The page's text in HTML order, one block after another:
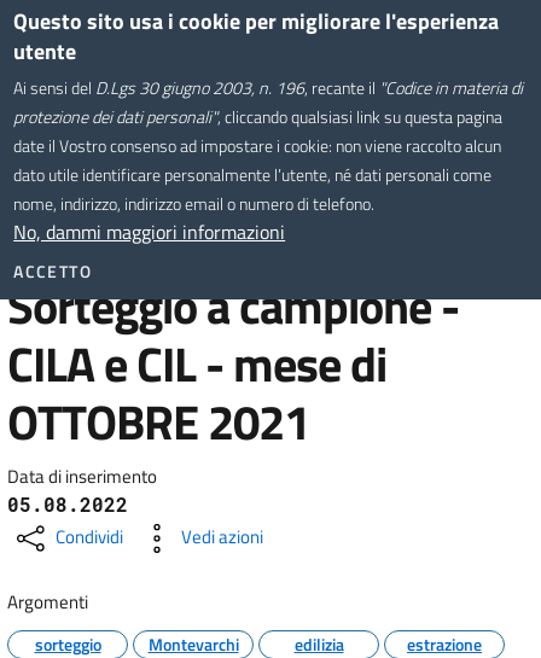
Questo sito usa i cookie per migliorare l'esperienza
utente
Ai sensi del D.Lgs 30 giugno 2003, n. 196, recante il "Codice in materia di
protezione dei dati personali", cliccando qualsiasi link su questa pagina
date il Vostro consenso ad impostare i cookie: non viene raccolto alcun
dato utile identificare personalmente l’utente, né dati personali come
nome, indirizzo, indirizzo email o numero di telefono.
No, dammi maggiori informazioni
ACCETTO
Salta
principale
Comune di Montevarchi
Sistema Informativo
Territoriale
Home /
Sorteggio a campione - CILA e CIL - mese di OTTOBRE 2021
Sorteggio a campione -
CILA e CIL - mese di
OTTOBRE 2021
Data di inserimento
05.08.2022
Condividi Vedi azioni
Argomenti
sorteggio Montevarchi edilizia
estrazione